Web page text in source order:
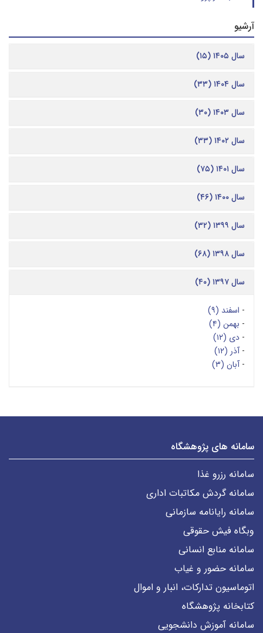
آرشیو
سال ۱۴۰۵ (۱۵)
سال ۱۴۰۴ (۳۳)
سال ۱۴۰۳ (۳۰)
سال ۱۴۰۲ (۳۳)
سال ۱۴۰۱ (۷۵)
سال ۱۴۰۰ (۴۶)
سال ۱۳۹۹ (۳۲)
سال ۱۳۹۸ (۶۸)
سال ۱۳۹۷ (۴۰)
- اسفند (۹)
- بهمن (۴)
- دی (۱۲)
-آذر (۱۲)
-آبان (۳)
سامانه های پژوهشگاه
سامانه رزرو غذا
سامانه گردش مکاتبات اداری
سامانه رایانامه سازمانی
وبگاه فیش حقوقی
سامانه منابع انسانی
سامانه حضور و غیاب
اتوماسیون تدارکات، انبار و اموال
کتابخانه پژوهشگاه
سامانه آموزش دانشجویی